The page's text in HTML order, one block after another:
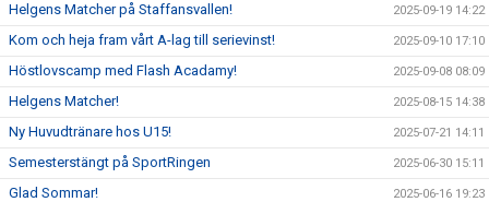
Helgens Matcher på Staffansvallen! 2025-09-19 14:22
Kom och heja fram vårt A-lag till serievinst! 2025-09-10 17:10
Höstlovscamp med Flash Acadamy! 2025-09-08 08:09
Helgens Matcher! 2025-08-15 14:38
Ny Huvudtränare hos U15! 2025-07-21 14:11
Semesterstängt på SportRingen 2025-06-30 15:11
Glad Sommar! 2025-06-16 19:23